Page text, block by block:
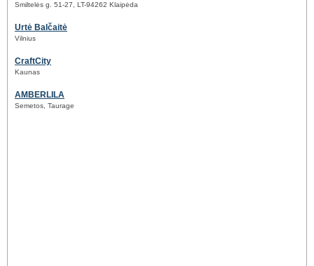
Smiltelės g. 51-27, LT-94262 Klaipėda
Urtė Balčaitė
Vilnius
CraftCity
Kaunas
AMBERLILA
Semetos, Taurage